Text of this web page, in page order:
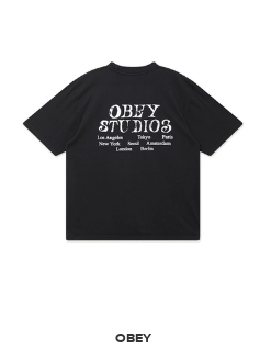
OBEY